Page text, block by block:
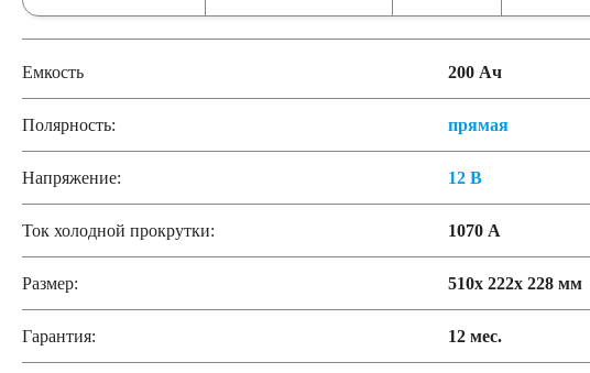
Емкость 200 Ач
Полярность: прямая
Напряжение: 12 В
Ток холодной прокрутки: 1070 А
Размер: 510x 222x 228 мм
Гарантия: 12 мес.